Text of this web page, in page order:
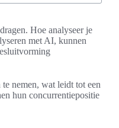
Hoe analyseer je
met AI, kunnen
nemen, wat leidt tot een
hun concurrentiepositie